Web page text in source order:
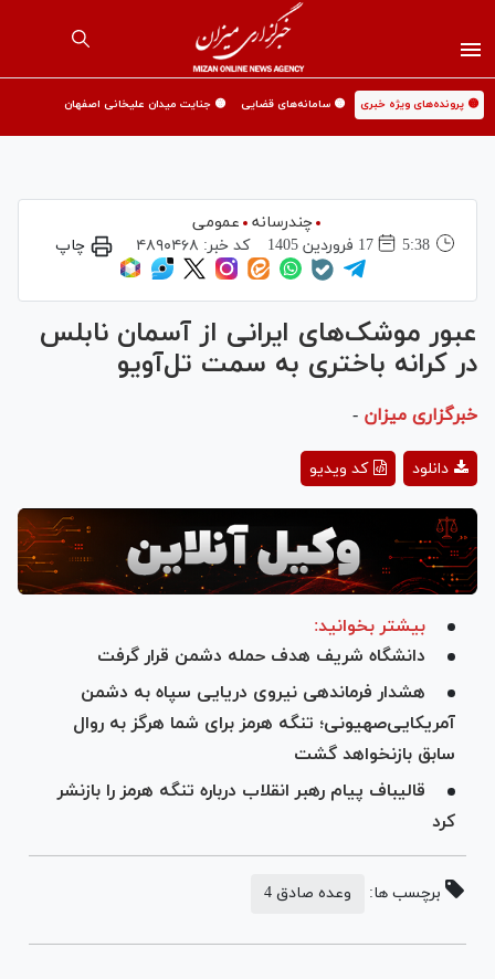
🟡 پرونده‌های ویژه خبری 🟡 سامانه‌های قضایی 🟡 جنایت میدان علیخانی اصفهان
چندرسانه
عمومی
5:38
17 فروردين 1405 کد خبر: ۴۸۹۰۴۶۸ چاپ
عبور موشک‌های ایرانی از آسمان نابلس
در کرانه باختری به سمت تل‌آویو
خبرگزاری میزان -
Play
Video
کد ویدیو دانلود
بیشتر بخوانید:
دانشگاه شریف هدف حمله دشمن قرار گرفت
هشدار فرماندهی نیروی دریایی سپاه به دشمن
آمریکایی‌صهیونی؛ تنگه هرمز برای شما هرگز به روال
سابق بازنخواهد گشت
قالیباف پیام رهبر انقلاب درباره تنگه هرمز را بازنشر
کرد
برچسب ها: وعده صادق 4